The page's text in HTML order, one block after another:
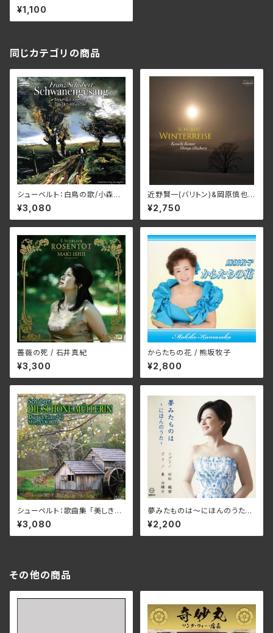
藤紀雄
¥1,100
同じカテゴリの商品
シューベルト：白鳥の歌/小森輝
彦&宮﨑貴子 NARD-5090
(仕様:CD)
¥3,080
近野賢一(バリトン)&岡原慎也
(ピアノ) / シューベルト：冬の旅
NARC-2180
¥2,750
薔薇の死 / 石井真紀
¥3,300
からたちの花 / 熊坂牧子
¥2,800
シューベルト：歌曲集 「美しき水
車小屋の娘」D 795, Op.25 /
ディートリヒ・ヘンシェル、岡原慎
也
¥3,080
夢みたものは～にほんのうた～
/ ソプラノ：村松織部(むらまつお
りべ) ピアノ：東由輝子(ひがしゆ
きこ)
¥2,200
その他の商品